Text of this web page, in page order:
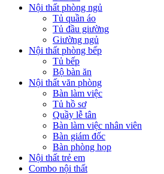
Nội thất phòng ngủ
Tủ quần áo
Tủ đầu giường
Giường ngủ
Nội thất phòng bếp
Tủ bếp
Bộ bàn ăn
Nội thất văn phòng
Bàn làm việc
Tủ hồ sơ
Quầy lễ tân
Bàn làm việc nhân viên
Bàn giám đốc
Bàn phòng họp
Nội thất trẻ em
Combo nội thất